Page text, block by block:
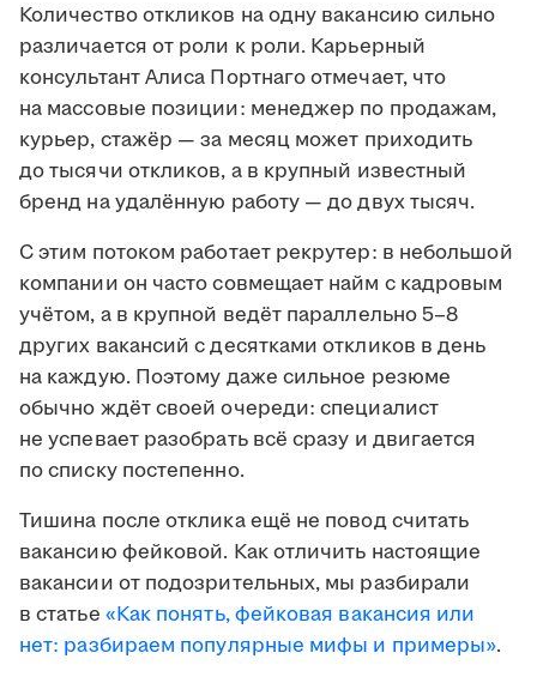
Количество откликов на одну вакансию сильно
различается от роли к роли. Карьерный
консультант Алиса Портнаго отмечает, что
на массовые позиции: менеджер по продажам,
курьер, стажёр — за месяц может приходить
до тысячи откликов, а в крупный известный
бренд на удалённую работу — до двух тысяч.
С этим потоком работает рекрутер: в небольшой
компании он часто совмещает найм с кадровым
учётом, а в крупной ведёт параллельно 5–8
других вакансий с десятками откликов в день
на каждую. Поэтому даже сильное резюме
обычно ждёт своей очереди: специалист
не успевает разобрать всё сразу и двигается
по списку постепенно.
Тишина после отклика ещё не повод считать
вакансию фейковой. Как отличить настоящие
вакансии от подозрительных, мы разбирали
в статье «Как понять, фейковая вакансия или
нет: разбираем популярные мифы и примеры».